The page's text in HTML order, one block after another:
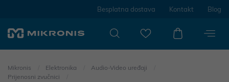
Besplatna dostava Kontakt Blog
Mikronis Elektronika
Audio-Video uređaji
Prijenosni zvučnici